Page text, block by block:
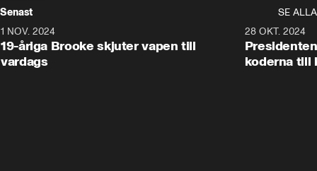
Senast
SE ALLA
1 NOV. 2024
19-åriga Brooke skjuter vapen till
vardags
28 OKT. 2024
koderna till